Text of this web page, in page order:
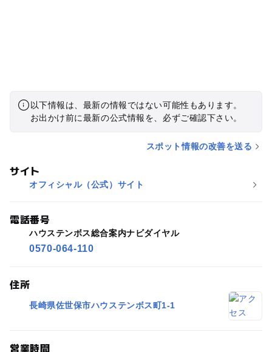
以下情報は、最新の情報ではない可能性もあります。
お出かけ前に最新の公式情報を、必ずご確認下さい。
スポット情報の改善を送る
サイト
オフィシャル（公式）サイト
電話番号
ハウステンボス総合案内ナビダイヤル
0570-064-110
住所
長崎県佐世保市ハウステンボス町1-1
営業時間